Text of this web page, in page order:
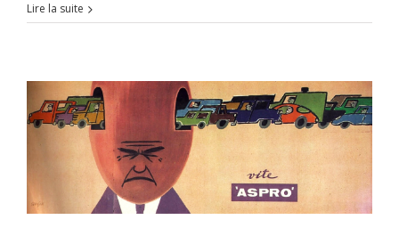
2018
programme
des
«événements
associés»
Lire la suite